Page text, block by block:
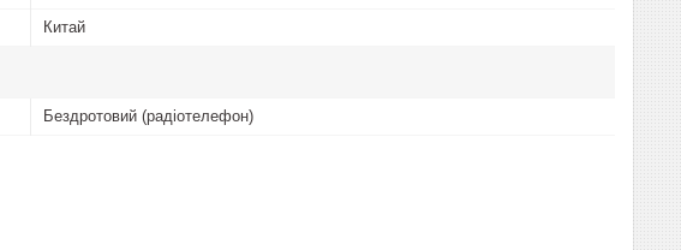
Китай
Бездротовий (радіотелефон)